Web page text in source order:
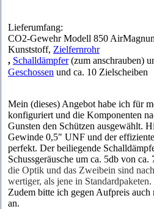
Lieferumfang:
CO2-Gewehr Modell 850
Kunststoff, Zielfernrohr
, Schalldämpfer(zum anschrauben)
Geschossen und ca. 10 Zielscheiben
Mein (dieses) Angebot habe ich für
konfiguriert und die Komponenten
Gunsten den Schützen ausgewählt.
Gewinde 0,5" UNF und der
perfekt. Der beiliegende
Schussgeräusche um ca. 5db von ca.
die Optik und das Zweibein sind
wertiger, als jene in Standardpaketen.
Zudem bitte ich gegen Aufpreis auch
an.